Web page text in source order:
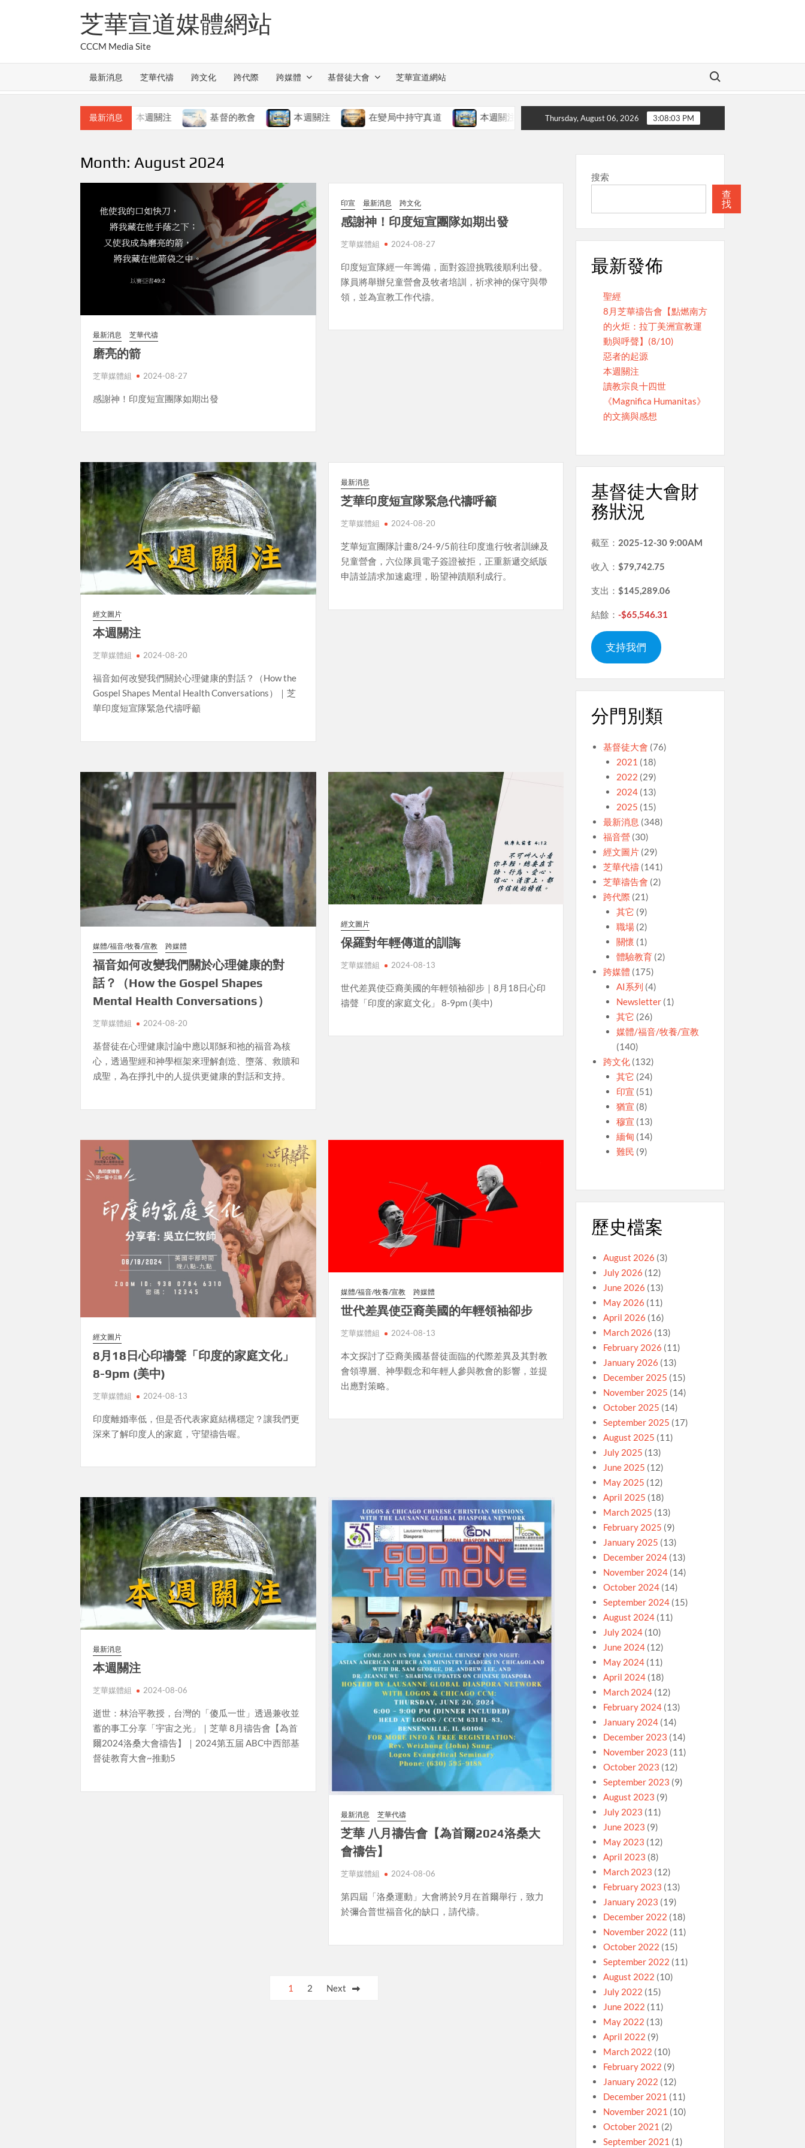
芝華宣道媒體網站
CCCM Media Site
最新消息 芝華代禱 跨文化 跨代際 跨媒體 基督徒大會 芝華宣道網站
Search for:
最新消息
本週關注 基督的教會 本週關注 在變局中持守真道 本週關注 慈愛的神 本週關注 聖經
Thursday, August 06, 2026 3:08:04 PM
Month:August 2024
最新消息 芝華代禱
磨亮的箭
芝華媒體組 2024-08-27
感謝神！印度短宣團隊如期出發
印宣 最新消息 跨文化
感謝神！印度短宣團隊如期出發
芝華媒體組 2024-08-27
印度短宣隊經一年籌備，面對簽證挑戰後順利出發。
隊員將舉辦兒童營會及牧者培訓，祈求神的保守與帶
領，並為宣教工作代禱。
經文圖片
本週關注
芝華媒體組 2024-08-20
福音如何改變我們關於心理健康的對話？（How the
Gospel Shapes Mental Health Conversations）｜芝
華印度短宣隊緊急代禱呼籲
最新消息
芝華印度短宣隊緊急代禱呼籲
芝華媒體組 2024-08-20
芝華短宣團隊計畫8/24-9/5前往印度進行牧者訓練及
兒童營會，六位隊員電子簽證被拒，正重新遞交紙版
申請並請求加速處理，盼望神蹟順利成行。
媒體/福音/牧養/宣教 跨媒體
福音如何改變我們關於心理健康的對
話？（How the Gospel Shapes
Mental Health Conversations）
芝華媒體組 2024-08-20
基督徒在心理健康討論中應以耶穌和祂的福音為核
心，透過聖經和神學框架來理解創造、墮落、救贖和
成聖，為在掙扎中的人提供更健康的對話和支持。
經文圖片
保羅對年輕傳道的訓誨
芝華媒體組 2024-08-13
世代差異使亞裔美國的年輕領袖卻步｜8月18日心印
禱聲「印度的家庭文化」 8-9pm (美中)
經文圖片
8月18日心印禱聲「印度的家庭文化」
8-9pm (美中)
芝華媒體組 2024-08-13
印度離婚率低，但是否代表家庭結構穩定？讓我們更
深來了解印度人的家庭，守望禱告喔。
媒體/福音/牧養/宣教 跨媒體
世代差異使亞裔美國的年輕領袖卻步
芝華媒體組 2024-08-13
本文探討了亞裔美國基督徒面臨的代際差異及其對教
會領導層、神學觀念和年輕人參與教會的影響，並提
出應對策略。
最新消息
本週關注
芝華媒體組 2024-08-06
逝世：林治平教授，台灣的「傻瓜一世」透過兼收並
蓄的事工分享「宇宙之光」｜芝華 8月禱告會【為首
爾2024洛桑大會禱告】｜2024第五届 ABC中西部基
督徒教育大會~推動5
最新消息 芝華代禱
芝華 八月禱告會【為首爾2024洛桑大
會禱告】
芝華媒體組 2024-08-06
第四屆「洛桑運動」大會將於9月在首爾舉行，致力
於彌合普世福音化的缺口，請代禱。
1 2 Next
搜索
查
找
最新發佈
聖經
8月芝華禱告會【點燃南方
的火炬：拉丁美洲宣教運
動與呼聲】(8/10)
惡者的起源
本週關注
讀教宗良十四世
《Magnifica Humanitas》
的文摘與感想
基督徒大會財
務狀況
截至： 2025-12-30 9:00AM
收入： $79,742.75
支出： $145,289.06
結餘： -$65,546.31
支持我們
分門別類
基督徒大會 (76)
2021 (18)
2022 (29)
2024 (13)
2025 (15)
最新消息 (348)
福音營(30)
經文圖片(29)
芝華代禱(141)
芝華禱告會 (2)
跨代際(21)
其它 (9)
職場 (2)
關懷 (1)
體驗教育 (2)
跨媒體 (175)
AI系列 (4)
Newsletter (1)
其它 (26)
媒體/福音/牧養/宣教
(140)
跨文化 (132)
其它 (24)
印宣 (51)
猶宣 (8)
穆宣 (13)
緬甸 (14)
難民 (9)
歷史檔案
August 2026 (3)
July 2026 (12)
June 2026 (13)
May 2026 (11)
April 2026 (16)
March 2026 (13)
February 2026 (11)
January 2026 (13)
December 2025 (15)
November 2025 (14)
October 2025 (14)
September 2025 (17)
August 2025 (11)
July 2025 (13)
June 2025 (12)
May 2025 (12)
April 2025 (18)
March 2025 (13)
February 2025 (9)
January 2025 (13)
December 2024(13)
November 2024(14)
October 2024(14)
September 2024(15)
August 2024(11)
July 2024(10)
June 2024(12)
May 2024(11)
April 2024(18)
March 2024(12)
February 2024(13)
January 2024(14)
December 2023 (14)
November 2023 (11)
October 2023 (12)
September 2023 (9)
August 2023 (9)
July 2023 (11)
June 2023 (9)
May 2023 (12)
April 2023 (8)
March 2023 (12)
February 2023 (13)
January 2023 (19)
December 2022 (18)
November 2022 (11)
October 2022 (15)
September 2022 (11)
August 2022 (10)
July 2022 (15)
June 2022 (11)
May 2022 (13)
April 2022 (9)
March 2022 (10)
February 2022 (9)
January 2022 (12)
December 2021 (11)
November 2021 (10)
October 2021 (2)
September 2021 (1)